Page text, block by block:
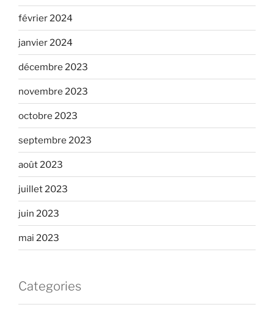
février 2024
janvier 2024
décembre 2023
novembre 2023
octobre 2023
septembre 2023
août 2023
juillet 2023
juin 2023
mai 2023
Categories